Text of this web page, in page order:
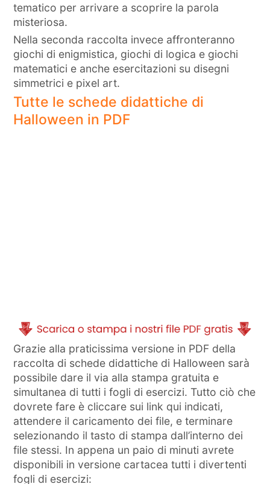
tematico per arrivare a scoprire la parola
misteriosa.
Nella seconda raccolta invece affronteranno
giochi di enigmistica, giochi di logica e giochi
matematici e anche esercitazioni su disegni
simmetrici e pixel art.
Tutte le schede didattiche di
Halloween in PDF
Grazie alla praticissima versione in PDF della
raccolta di schede didattiche di Halloween sarà
possibile dare il via alla stampa gratuita e
simultanea di tutti i fogli di esercizi. Tutto ciò che
dovrete fare è cliccare sui link qui indicati,
attendere il caricamento dei file, e terminare
selezionando il tasto di stampa dall’interno dei
file stessi. In appena un paio di minuti avrete
disponibili in versione cartacea tutti i divertenti
fogli di esercizi: